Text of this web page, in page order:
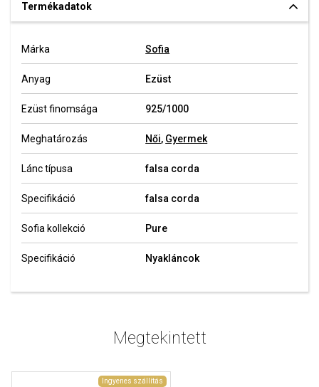
Termékadatok
Márka Sofia
Anyag Ezüst
Ezüst finomsága 925/1000
Meghatározás Női, Gyermek
Lánc típusa falsa corda
Specifikáció falsa corda
Sofia kollekció Pure
Specifikáció Nyakláncok
Megtekintett
Ingyenes szállítás